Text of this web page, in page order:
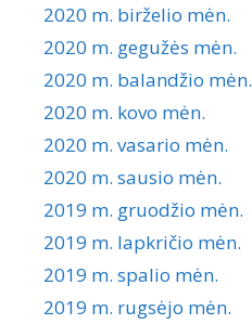
2020 m. birželio mėn.
2020 m. gegužės mėn.
2020 m. balandžio mėn.
2020 m. kovo mėn.
2020 m. vasario mėn.
2020 m. sausio mėn.
2019 m. gruodžio mėn.
2019 m. lapkričio mėn.
2019 m. spalio mėn.
2019 m. rugsėjo mėn.